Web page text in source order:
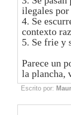
ilegales por
4. Se
contexto
5. Se frie y
Parece un
la plancha,
Escrito por: